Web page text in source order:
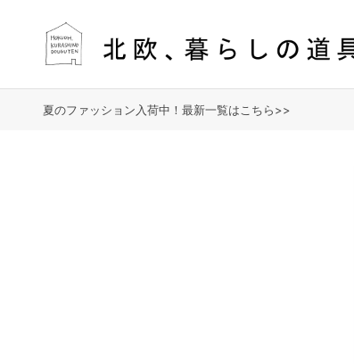
夏のファッション入荷中！最新一覧はこちら>>